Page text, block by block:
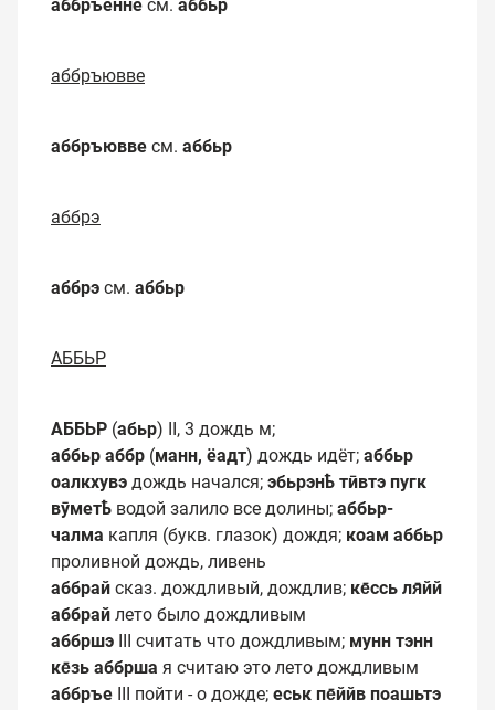
аббръенне см. аббьр
аббръювве
аббръювве см. аббьр
аббрэ
аббрэ см. аббьр
АББЬР
АББЬР (абьр) II, 3 дождь м;
аббьр аббр (манн, ёадт) дождь идёт; аббьр
оалкхувэ дождь начался; эбьрэнҍ тӣвтэ пугк
вӯметҍ водой залило все долины; аббьр-
чалма капля (букв. глазок) дождя; коам аббьр
проливной дождь, ливень
аббрай сказ. дождливый, дождлив; ке̄ссь ля̄йй
аббрай лето было дождливым
аббршэ III считать что дождливым; мунн тэнн
ке̄зь аббрша я считаю это лето дождливым
аббръе III пойти - о дожде; еськ пе̄ййв поашьтэ